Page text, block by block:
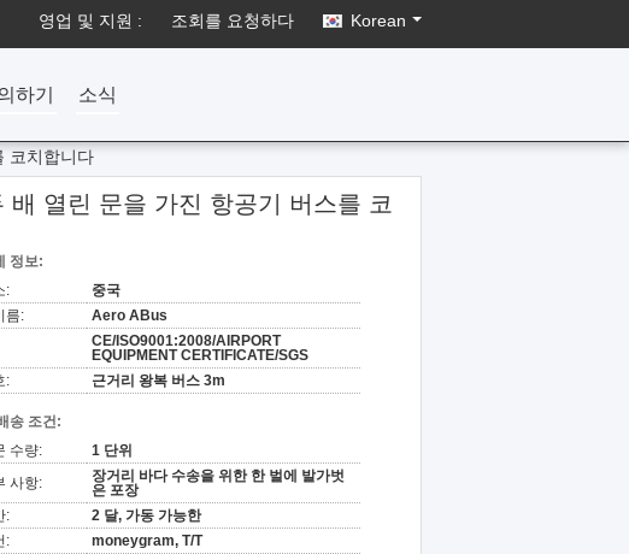
영업 및 지원 : 조회를 요청하다 Korean
하기 소식
코치합니다
열린 문을 가진 항공기 버스를 코
정보:
:
중국
름:
Aero ABus
CE/ISO9001:2008/AIRPORT
EQUIPMENT CERTIFICATE/SGS
:
근거리 왕복 버스 3m
송 조건:
수량:
1 단위
사항:
장거리 바다 수송을 위한 한 벌에 발가벗
은 포장
:
2 달, 가동 가능한
:
moneygram, T/T